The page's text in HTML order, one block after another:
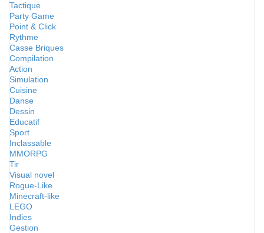
Tactique
Party Game
Point & Click
Rythme
Casse Briques
Compilation
Action
Simulation
Cuisine
Danse
Dessin
Educatif
Sport
Inclassable
MMORPG
Tir
Visual novel
Rogue-Like
Minecraft-like
LEGO
Indies
Gestion